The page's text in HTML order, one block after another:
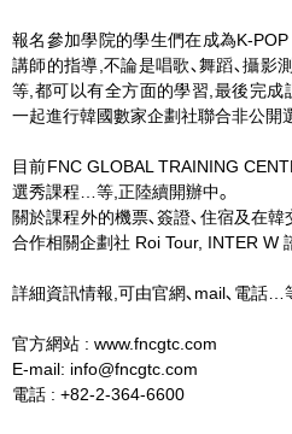
報名參加學院的學生們在成為K-
講師的指導,不論是唱歌､舞蹈､攝影
等,都可以有全方面的學習,最後完
一起進行韓國數家企劃社聯合非公開
目前FNC GLOBAL TRAINING
選秀課程…等,正陸續開辦中｡
關於課程外的機票､簽證､住宿及在
合作相關企劃社 Roi Tour, INTER W
詳細資訊情報,可由官網､mail､電話…
官方網站 : www.fncgtc.com
E-mail: info@fncgtc.com
電話 : +82-2-364-6600